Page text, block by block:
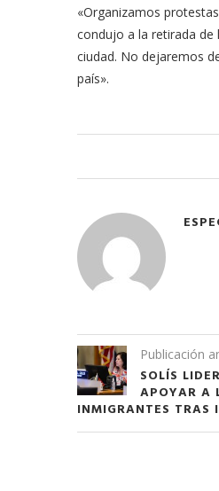
«Organizamos
condujo a la retirada de
ciudad. No dejaremos
país».
Publicación
SOLÍS
APOYAR A
INMIGRANTES TRAS